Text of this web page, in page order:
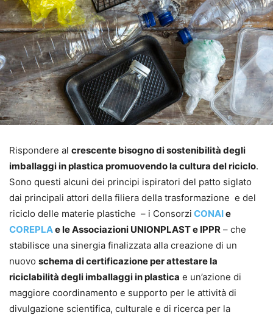
Rispondere al crescente bisogno di sostenibilità degli
imballaggi in plastica promuovendo la cultura del riciclo.
Sono questi alcuni dei principi ispiratori del patto siglato
dai principali attori della filiera della trasformazione e del
riciclo delle materie plastiche – i Consorzi CONAIe
COREPLAe le Associazioni UNIONPLAST e IPPR – che
stabilisce una sinergia finalizzata alla creazione di un
nuovo schema di certificazione per attestare la
riciclabilità degli imballaggi in plastica e un’azione di
maggiore coordinamento e supporto per le attività di
divulgazione scientifica, culturale e di ricerca per la